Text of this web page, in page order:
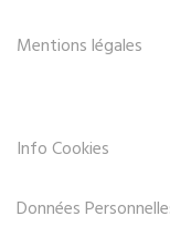
Mentions légales
Info Cookies
Données